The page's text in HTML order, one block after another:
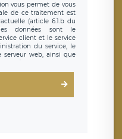
vous permet de vous
de ce traitement est
(article 6.1.b du
données sont le
client et le service
du service, le
serveur web, ainsi que
serveur hébergé par
clauses de
. Les données collectées
en sollicite la